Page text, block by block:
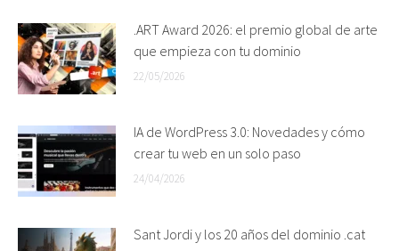
.ART Award 2026: el premio global de arte
que empieza con tu dominio
22/05/2026
IA de WordPress 3.0: Novedades y cómo
crear tu web en un solo paso
24/04/2026
Sant Jordi y los 20 años del dominio .cat